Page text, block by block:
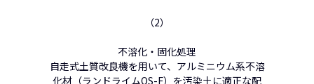
（2）
不溶化・固化処理
自走式土質改良機を用いて、アルミニウム系不溶
化材（ランドライムQS-F）を汚染土に適正な配